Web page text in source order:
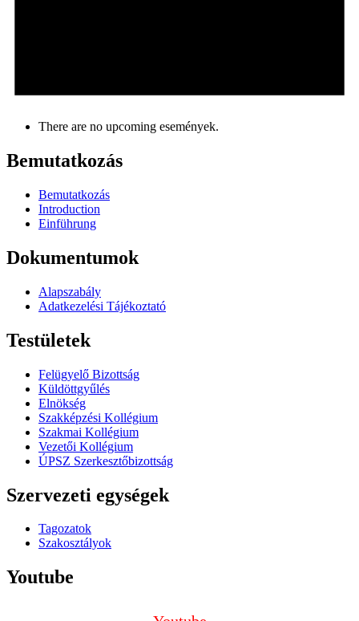
There are no upcoming események.
Bemutatkozás
Bemutatkozás
Introduction
Einführung
Dokumentumok
Alapszabály
Adatkezelési Tájékoztató
Testületek
Felügyelő Bizottság
Küldöttgyűlés
Elnökség
Szakképzési Kollégium
Szakmai Kollégium
Vezetői Kollégium
ÚPSZ Szerkesztőbizottság
Szervezeti egységek
Tagozatok
Szakosztályok
Youtube